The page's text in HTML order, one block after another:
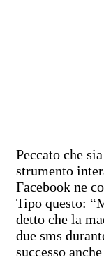
Peccato che
strumento
Facebook ne
Tipo questo:
detto che la
due sms
successo